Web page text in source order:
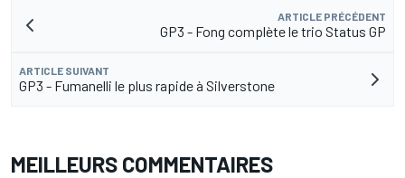
ARTICLE PRÉCÉDENT
GP3 - Fong complète le trio Status GP
ARTICLE SUIVANT
GP3 - Fumanelli le plus rapide à Silverstone
MEILLEURS COMMENTAIRES